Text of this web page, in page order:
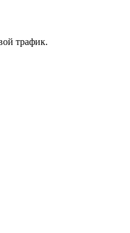
трафик.